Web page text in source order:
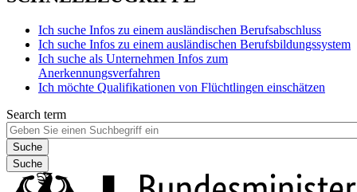
Ich suche Infos zu einem ausländischen Berufsabschluss
Ich suche Infos zu einem ausländischen Berufsbildungssystem
Ich suche als Unternehmen Infos zum
Anerkennungsverfahren
Ich möchte Qualifikationen von Flüchtlingen einschätzen
Search term
Suche